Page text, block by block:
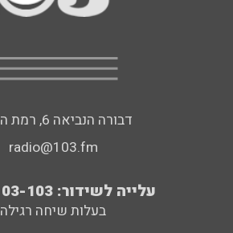
דבורה הנביאה 6, רמת השרון
radio@103.fm
עלייה לשידור: 0552-103-103
בעלות שיחה רגילה